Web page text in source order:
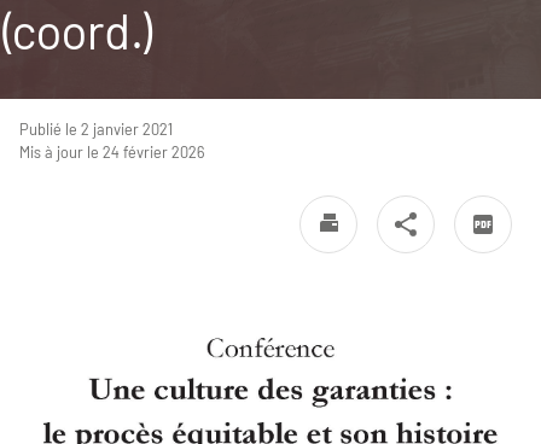
(coord.)
Publié le 2 janvier 2021
Mis à jour le 24 février 2026